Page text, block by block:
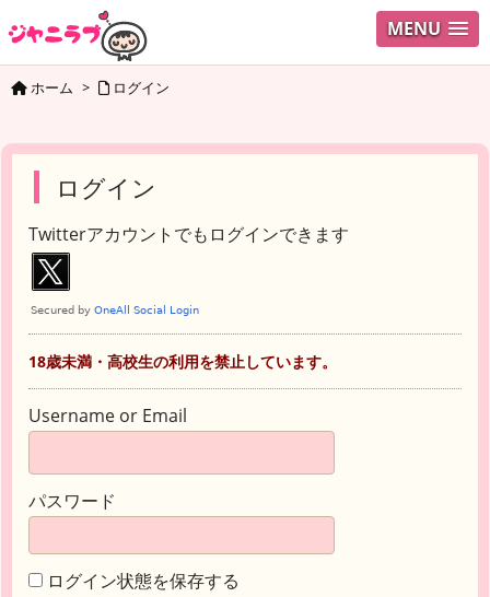
MENU
ホーム > ログイン
ログイン
Twitterアカウントでもログインできます
18歳未満・高校生の利用を禁止しています。
Username or Email
パスワード
ログイン状態を保存する